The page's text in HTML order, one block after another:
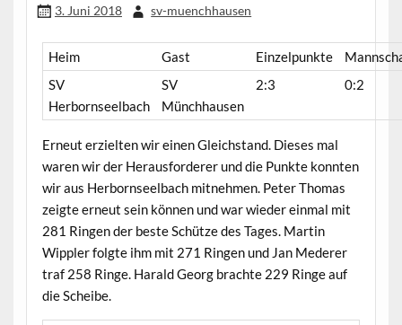
3. Juni 2018 sv-muenchhausen
Heim Gast Einzelpunkte
SV
Herbornseelbach
SV
Münchhausen
2:3 0:2
Erneut erzielten wir einen Gleichstand. Dieses mal
waren wir der Herausforderer und die Punkte konnten
wir aus Herbornseelbach mitnehmen. Peter Thomas
zeigte erneut sein können und war wieder einmal mit
281 Ringen der beste Schütze des Tages. Martin
Wippler folgte ihm mit 271 Ringen und Jan Mederer
traf 258 Ringe. Harald Georg brachte 229 Ringe auf
die Scheibe.